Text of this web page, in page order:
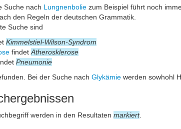
Suche nach Lungnenbolie zum Beispiel führt noch
den Regeln der deutschen Grammatik.
Suche sind
Kimmelstiel-Wilson-Syndrom
findet Atherosklerose
Pneumonie
Bei der Suche nach Glykämie werden sowhohl
werden in den Resultaten markiert.